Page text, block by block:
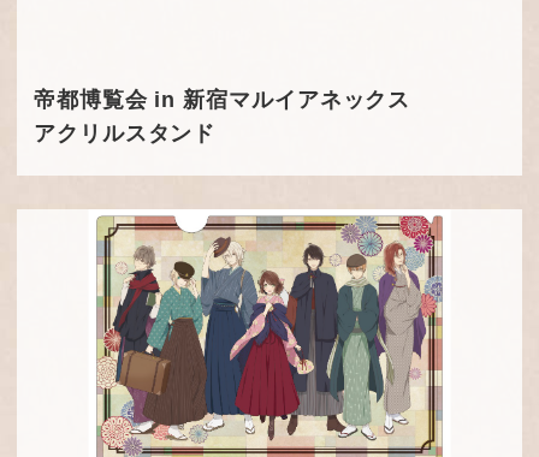
帝都博覧会 in 新宿マルイアネックス
アクリルスタンド